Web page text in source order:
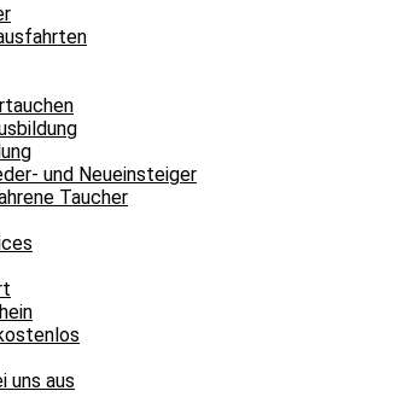
und Neueinsteiger
Taucher
uns aus
veröffentlicht.